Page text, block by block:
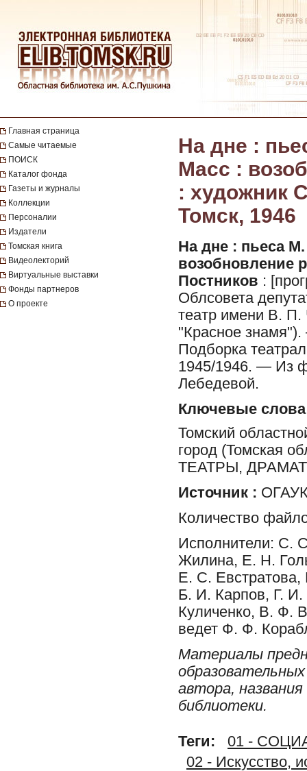
Главная страница
Самые читаемые
ПОИСК
Каталог фонда
Газеты и журналы
Коллекции
Персоналии
Издатели
Томская книга
Видеолекторий
Виртуальные выставки
Фонды партнеров
О проекте
На дне :
Масс :
: художник
Томск, 1946
На дне : пьеса
возобновление
Постников :
Облсовета
театр имени В. П.
"Красное
Подборка
1945/1946. — Из
Лебедевой.
Ключевые слова
Томский
город (Томская
ТЕАТРЫ,
Источник :
Количество
Исполнители: С.
Жилина, Е. Н.
Е. С.
Б. И. Карпов, Г.
Куличенко, В. Ф.
ведет Ф. Ф.
Материалы
автора,
библиотеки.
Теги:
01 -
02 - Искусство,